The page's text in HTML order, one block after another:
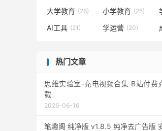
大学教育 (26) 小学教育 (25)
AI工具 (21) 学运营 (20)
热门文章
思维实验室-充电视频合集 B站付费
载
2026-06-16
笔趣阁 纯净版 v1.8.5 纯净去广告版